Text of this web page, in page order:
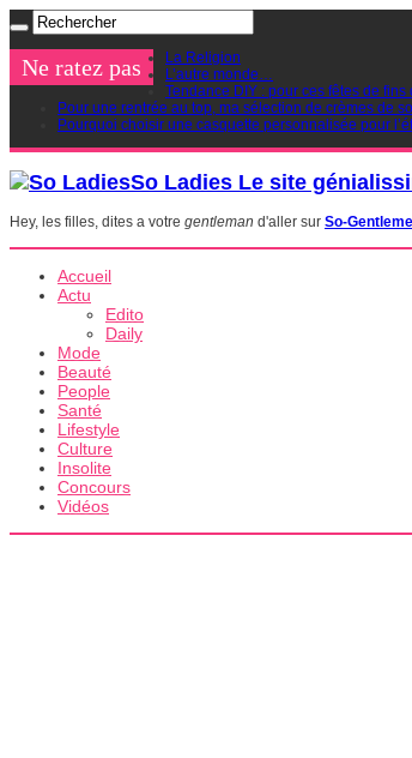
Ne ratez pas
La Religion
L’autre monde…
Tendance DIY : pour ces fêtes de
Pour une rentrée au top, ma sélection de crèmes de
Pourquoi choisir une casquette personnalisée pour
So Ladies Le site
Hey, les filles, dites a votre gentleman d'aller sur So-
Accueil
Actu
Edito
Daily
Mode
Beauté
People
Santé
Lifestyle
Culture
Insolite
Concours
Vidéos